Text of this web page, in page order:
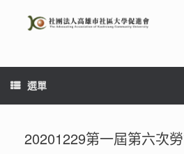
content
選單
20201229第一屆第六次